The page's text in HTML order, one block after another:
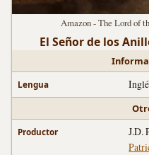
Amazon - The Lord of
El Señor de los
Lengua
Productor
J.D.